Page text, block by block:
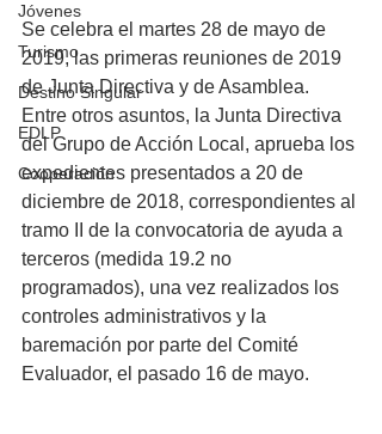
Jóvenes
Turismo
Destino Singular
EDLP
Cooperación
Se celebra el martes 28 de mayo de
2019, las primeras reuniones de 2019
de Junta Directiva y de Asamblea.
Entre otros asuntos, la Junta Directiva
del Grupo de Acción Local, aprueba los
expedientes presentados a 20 de
diciembre de 2018, correspondientes al
tramo II de la convocatoria de ayuda a
terceros (medida 19.2 no
programados), una vez realizados los
controles administrativos y la
baremación por parte del Comité
Evaluador, el pasado 16 de mayo.